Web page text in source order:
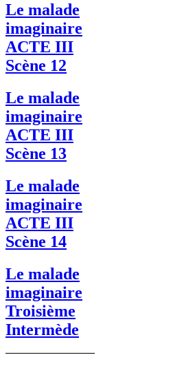
Le malade
imaginaire
ACTE III
Scène 12
Le malade
imaginaire
ACTE III
Scène 13
Le malade
imaginaire
ACTE III
Scène 14
Le malade
imaginaire
Troisième
Intermède